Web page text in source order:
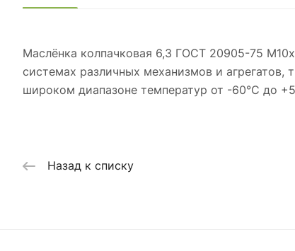
Маслёнка колпачковая 6,3 ГОСТ 20905-75
системах различных механизмов и
широком диапазоне температур от -60°C до
Назад к списку